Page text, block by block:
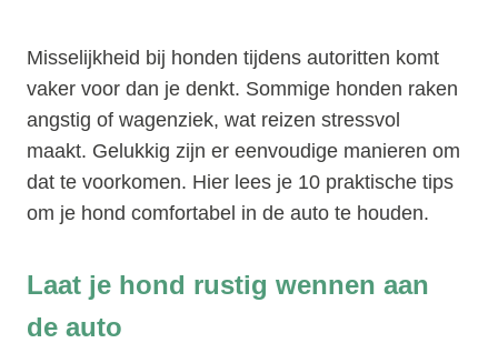
Misselijkheid bij honden tijdens autoritten komt
vaker voor dan je denkt. Sommige honden raken
angstig of wagenziek, wat reizen stressvol
maakt. Gelukkig zijn er eenvoudige manieren om
dat te voorkomen. Hier lees je 10 praktische tips
om je hond comfortabel in de auto te houden.
Laat je hond rustig wennen aan
de auto